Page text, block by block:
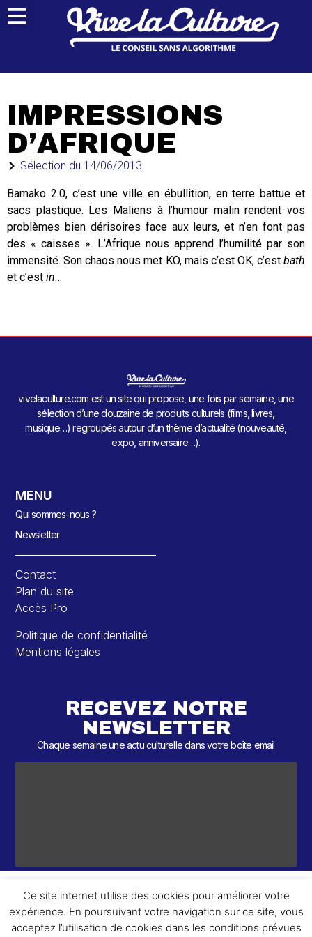
IMPRESSIONS
D’AFRIQUE
Sélection du 14/06/2013
Bamako 2.0, c’est une ville en ébullition, en terre battue et
sacs plastique. Les Maliens à l’humour malin rendent vos
problèmes bien dérisoires face aux leurs, et n’en font pas
des « caisses ». L’Afrique nous apprend l’humilité par son
immensité. Son chaos nous met KO, mais c’est OK, c’est bath
et c’est in…
vivelaculture.com est un site qui propose, une fois par semaine, une
sélection d’une douzaine de produits culturels (films, livres,
musique…) regroupés autour d’un thème d’actualité (nouveauté,
expo, anniversaire…).
MENU
Qui sommes-nous ?
Newsletter
Contact
Plan du site
Accès Pro
Politique de confidentialité
Mentions légales
RECEVEZ NOTRE
NEWSLETTER
Chaque semaine une actu culturelle dans votre boîte email
© 2026 – 2 ème Round – Tous droits réservés.
Ce site internet utilise des cookies pour améliorer votre
expérience. En poursuivant votre navigation sur ce site, vous
acceptez l’utilisation de cookies dans les conditions prévues